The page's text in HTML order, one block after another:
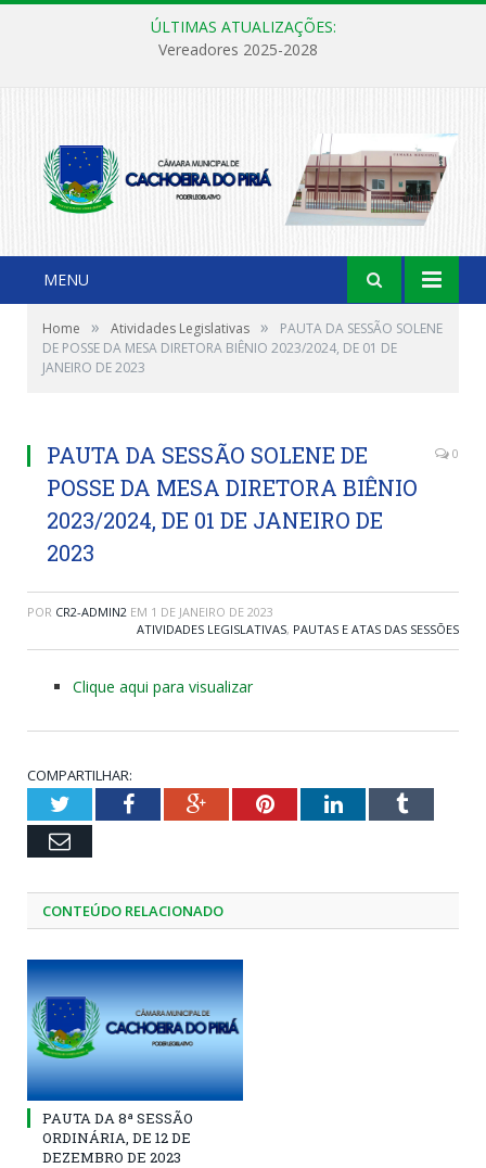
ÚLTIMAS ATUALIZAÇÕES:
Vereadores 2025-2028
MENU
Home » Atividades Legislativas »
PAUTA DA SESSÃO SOLENE
DE POSSE DA MESA DIRETORA BIÊNIO 2023/2024, DE 01 DE
JANEIRO DE 2023
PAUTA DA SESSÃO SOLENE DE
POSSE DA MESA DIRETORA BIÊNIO
2023/2024, DE 01 DE JANEIRO DE
2023
0
POR CR2-ADMIN2 EM 1 DE JANEIRO DE 2023
ATIVIDADES LEGISLATIVAS, PAUTAS E ATAS DAS SESSÕES
Clique aqui para visualizar
COMPARTILHAR:
TwitterFacebookGoogle+PinterestLinkedInTumblr
Email
CONTEÚDO RELACIONADO
PAUTA DA 8ª SESSÃO
ORDINÁRIA, DE 12 DE
DEZEMBRO DE 2023